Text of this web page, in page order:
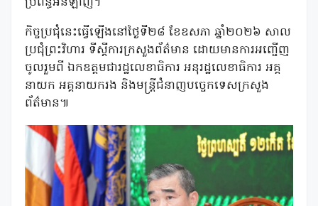
កិច្ចប្រជុំនេះធ្វើឡើងនៅថ្ងៃទី២៨ ខែឧសភា ឆ្នាំ២០២៦ សាល
ប្រជុំព្រះវិហារ ទីស្តីការក្រសួងព័ត៌មាន ដោយមានការអញ្ជើញ
ចូលរួមពី ឯកឧត្តមជារដ្ឋលេខាធិការ អនុរដ្ឋលេខាធិការ អគ្គ
នាយក អគ្គនាយករង និងមន្ត្រីជំនាញបច្ចេកទេសក្រសួង
ព័ត៌មាន៕